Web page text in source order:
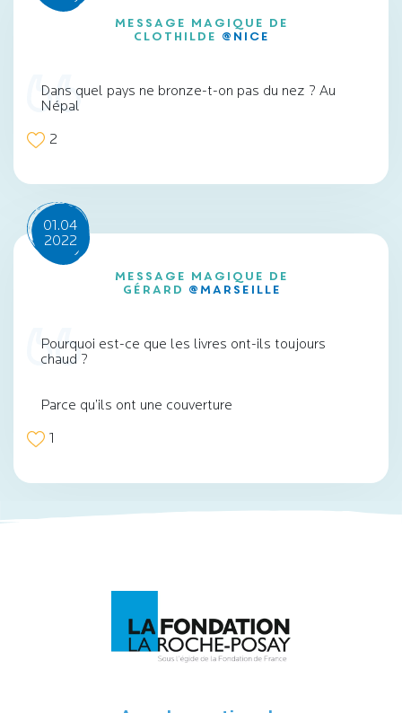
Message magique de
Clothilde @Nice
Dans quel pays ne bronze-t-on pas du nez ? Au
Népal
2
01.04
2022
Message magique de
Gérard @Marseille
Pourquoi est-ce que les livres ont-ils toujours
chaud ?
Parce qu’ils ont une couverture
1